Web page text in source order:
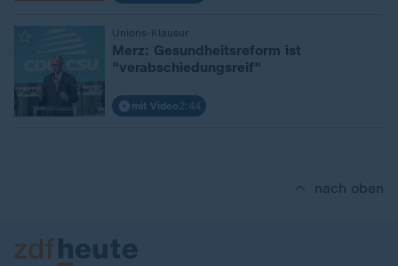
Unions-Klausur
Merz: Gesundheitsreform ist
"verabschiedungsreif"
mit Video2:44
nach oben